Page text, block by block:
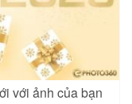
với ảnh của bạn